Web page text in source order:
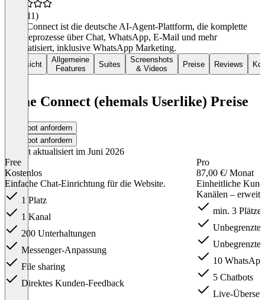
(211)
Lime Connect ist die deutsche AI-Agent-Plattform, die komplette
Serviceprozesse über Chat, WhatsApp, E-Mail und mehr
automatisiert, inklusive WhatsApp Marketing.
Übersicht
Allgemeine
Features
Suites
Screenshots
& Videos
Preise Reviews
Lime Connect (ehemals Userlike) Preise
Angebot anfordern
Angebot anfordern
Zuletzt aktualisiert im Juni 2026
Free
Kostenlos
Einfache Chat-Einrichtung für die Website.
1 Platz
1 Kanal
200 Unterhaltungen
Messenger-Anpassung
File sharing
Direktes Kunden-Feedback
Pro
87,00 €/ Monat
Einheitliche
Kanälen –
min. 3 Plätze
Unbegrenzte
Unbegrenzte
10
5 Chatbots
Live-